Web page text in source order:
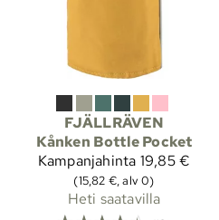
FJÄLLRÄVEN
Kånken Bottle Pocket
Kampanjahinta 19,85 €
(15,82 €, alv 0)
Heti saatavilla